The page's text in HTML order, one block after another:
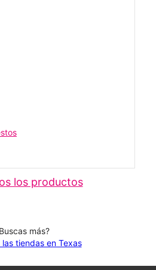
los productos
más?
tiendas en Texas